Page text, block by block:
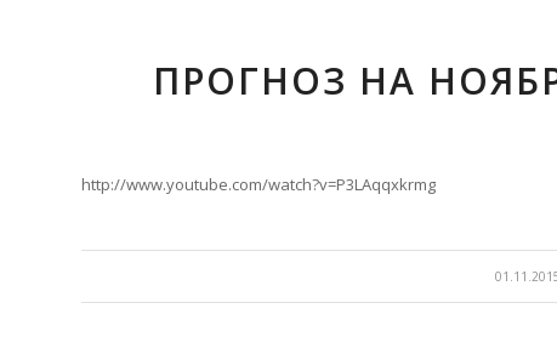
ПРОГНОЗ НА
http://www.youtube.com/watch?v=P3LAqqxkrmg
/